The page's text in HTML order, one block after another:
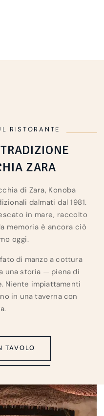
RISTORANTE
ZARA
di Zara, Konoba
dalmati dal 1981.
in mare, raccolto
memoria è ancora ciò
oggi.
di manzo a cottura
una storia — piena di
Niente impiattamenti
in una taverna con
TAVOLO